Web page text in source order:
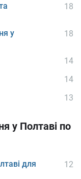
18
у
18
14
14
13
у Полтаві по
для
12